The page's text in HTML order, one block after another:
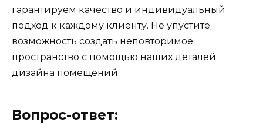
гарантируем качество и индивидуальный
подход к каждому клиенту. Не упустите
возможность создать неповторимое
пространство с помощью наших деталей
дизайна помещений.
Вопрос-ответ: